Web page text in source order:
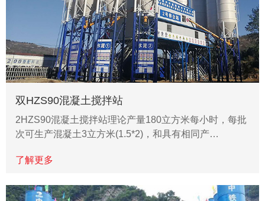
双HZS90混凝土搅拌站
2HZS90混凝土搅拌站理论产量180立方米每小时，每批
次可生产混凝土3立方米(1.5*2)，和具有相同产…
了解更多